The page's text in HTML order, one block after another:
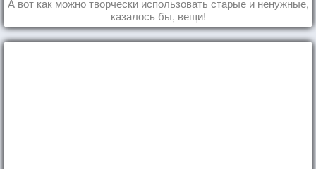
А вот как можно творчески использовать старые и ненужные,
казалось бы, вещи!